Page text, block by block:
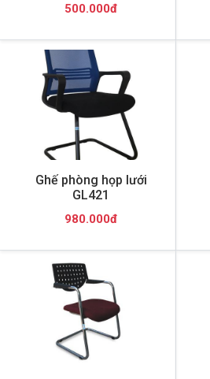
500.000đ
Ghế phòng họp lưới
GL421
980.000đ